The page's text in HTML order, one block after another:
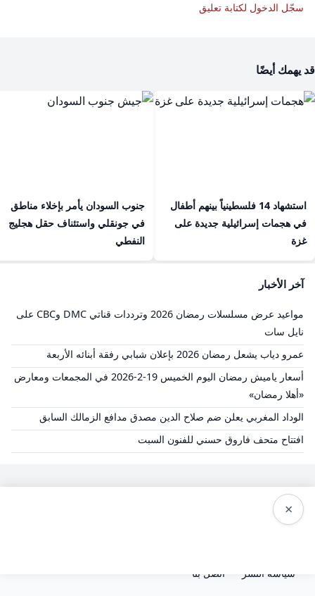
سجّل الدخول لكتابة تعليق
قد يهمك أيضًا
استشهاد 14 فلسطينياً بينهم أطفال
في هجمات إسرائيلية جديدة على
غزة
جنوب السودان يأمر بإخلاء مناطق
في جونقلي واستئناف حقل هجليج
النفطي
آخر الأخبار
مواعيد عرض مسلسلات رمضان 2026 وترددات قناتي DMC وCBC على
نايل سات
عمرو دياب يشعل رمضان 2026 بإعلان شبابي رفقة أبنائه الأربعة
أسعار ياميش رمضان اليوم الخميس 19-2-2026 في المجمعات ومعارض
«أهلا رمضان»
الوداد المغربي يعلن ضم صلاح الدين مصدق مدافع الزمالك السابق
افتتاح متحف فاروق حسني للفنون السبت
×
سياسة النشر اتصل بنا